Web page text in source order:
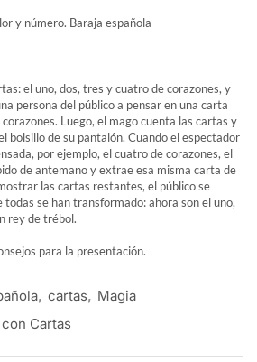
y número. Baraja española
el uno, dos, tres y cuatro de corazones, y
persona del público a pensar en una carta
Luego, el mago cuenta las cartas y
bolsillo de su pantalón. Cuando el espectador
por ejemplo, el cuatro de corazones, el
de antemano y extrae esa misma carta de
las cartas restantes, el público se
se han transformado: ahora son el uno,
rey de trébol.
para la presentación.
, cartas, Magia
Cartas